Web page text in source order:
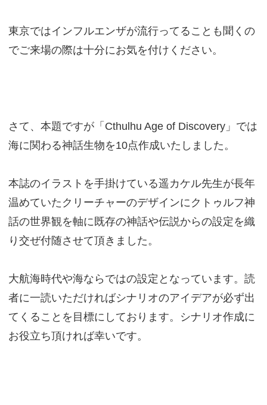
東京ではインフルエンザが流行ってることも聞くの
でご来場の際は十分にお気を付けください。
さて、本題ですが「Cthulhu Age of Discovery」では
海に関わる神話生物を10点作成いたしました。
本誌のイラストを手掛けている遥カケル先生が長年
温めていたクリーチャーのデザインにクトゥルフ神
話の世界観を軸に既存の神話や伝説からの設定を織
り交ぜ付随させて頂きました。
大航海時代や海ならではの設定となっています。読
者に一読いただければシナリオのアイデアが必ず出
てくることを目標にしております。シナリオ作成に
お役立ち頂ければ幸いです。